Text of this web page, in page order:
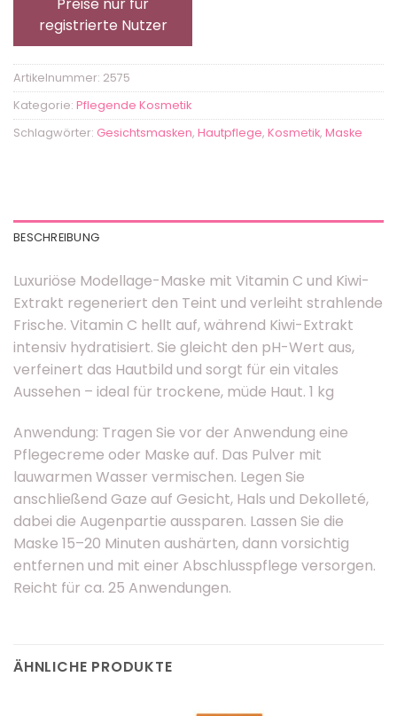
Preise nur für
registrierte Nutzer
Artikelnummer: 2575
Kategorie: Pflegende Kosmetik
Schlagwörter: Gesichtsmasken, Hautpflege, Kosmetik, Maske
BESCHREIBUNG
Luxuriöse Modellage-Maske mit Vitamin C und Kiwi-
Extrakt regeneriert den Teint und verleiht strahlende
Frische. Vitamin C hellt auf, während Kiwi-Extrakt
intensiv hydratisiert. Sie gleicht den pH-Wert aus,
verfeinert das Hautbild und sorgt für ein vitales
Aussehen – ideal für trockene, müde Haut. 1 kg
Anwendung: Tragen Sie vor der Anwendung eine
Pflegecreme oder Maske auf. Das Pulver mit
lauwarmen Wasser vermischen. Legen Sie
anschließend Gaze auf Gesicht, Hals und Dekolleté,
dabei die Augenpartie aussparen. Lassen Sie die
Maske 15–20 Minuten aushärten, dann vorsichtig
entfernen und mit einer Abschlusspflege versorgen.
Reicht für ca. 25 Anwendungen.
ÄHNLICHE PRODUKTE